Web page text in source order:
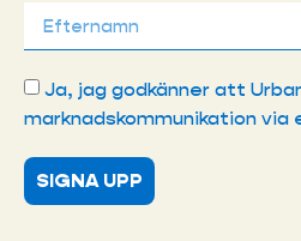
Ja, jag godkänner att
marknadskommunikation
SIGNA UPP